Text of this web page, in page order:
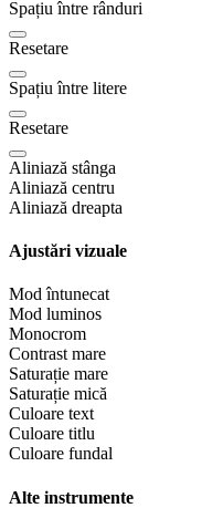
Spațiu între rânduri
Resetare
Spațiu între litere
Resetare
Aliniază stânga
Aliniază centru
Aliniază dreapta
Ajustări vizuale
Mod întunecat
Mod luminos
Monocrom
Contrast mare
Saturație mare
Saturație mică
Culoare text
Culoare titlu
Culoare fundal
Alte instrumente